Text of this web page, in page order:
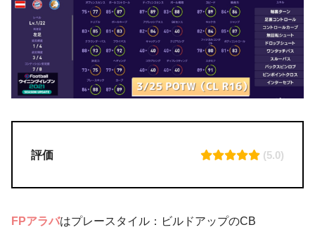
評価 (5.0)
FPアラバはプレースタイル：ビルドアップのCB